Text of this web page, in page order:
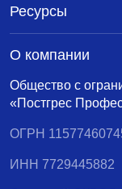
Общество с
«Постгрес
ОГРН
ИНН 7729445882
Ресурсы
О компании